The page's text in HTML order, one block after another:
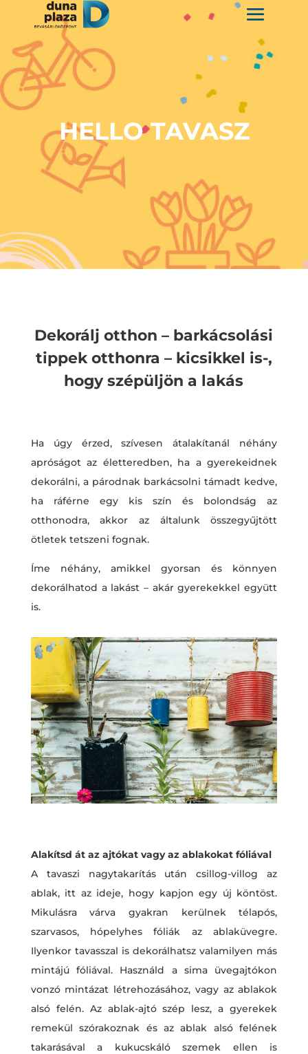
HELLO TAVASZ
Dekorálj otthon – barkácsolási
tippek otthonra – kicsikkel is-,
hogy szépüljön a lakás
Ha úgy érzed, szívesen átalakítanál néhány
apróságot az életteredben, ha a gyerekeidnek
dekorálni, a párodnak barkácsolni támadt kedve,
ha ráférne egy kis szín és bolondság az
otthonodra, akkor az általunk összegyűjtött
ötletek tetszeni fognak.
Íme néhány, amikkel gyorsan és könnyen
dekorálhatod a lakást – akár gyerekekkel együtt
is.
Alakítsd át az ajtókat vagy az ablakokat fóliával
A tavaszi nagytakarítás után csillog-villog az
ablak, itt az ideje, hogy kapjon egy új köntöst.
Mikulásra várva gyakran kerülnek télapós,
szarvasos, hópelyhes fóliák az ablaküvegre.
Ilyenkor tavasszal is dekorálhatsz valamilyen más
mintájú fóliával. Használd a sima üvegajtókon
vonzó mintázat létrehozásához, vagy az ablakok
alsó felén. Az ablak-ajtó szép lesz, a gyerekek
remekül szórakoznak és az ablak alsó felének
takarásával a kukucskáló szemek ellen is